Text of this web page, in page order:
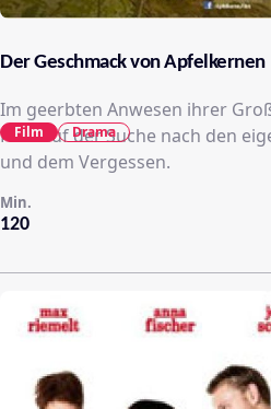
Der Geschmack von Apfelkernen
Im geerbten Anwesen ihrer
Frau auf der Suche nach den
und dem Vergessen.
120
Min.
Film Drama